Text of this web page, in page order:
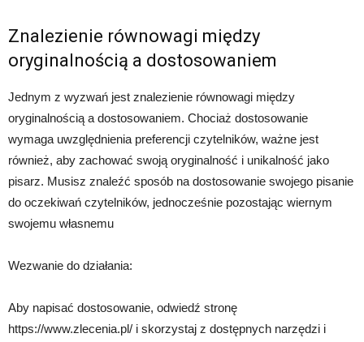
Znalezienie równowagi między
oryginalnością a dostosowaniem
Jednym z wyzwań jest znalezienie równowagi między
oryginalnością a dostosowaniem. Chociaż dostosowanie
wymaga uwzględnienia preferencji czytelników, ważne jest
również, aby zachować swoją oryginalność i unikalność jako
pisarz. Musisz znaleźć sposób na dostosowanie swojego pisanie
do oczekiwań czytelników, jednocześnie pozostając wiernym
swojemu własnemu
Wezwanie do działania:
Aby napisać dostosowanie, odwiedź stronę
https://www.zlecenia.pl/ i skorzystaj z dostępnych narzędzi i